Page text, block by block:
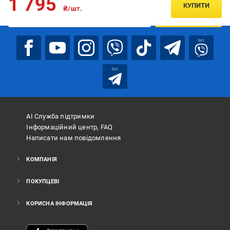
1 795 ₴/шт. КУПИТИ
ПІДПИСАТИСЯ
bot
bot
АІ Служба підтримки
Інформаційний центр, FAQ
Написати нам повідомлення
КОМПАНІЯ
ПОКУПЦЕВІ
КОРИСНА ІНФОРМАЦІЯ